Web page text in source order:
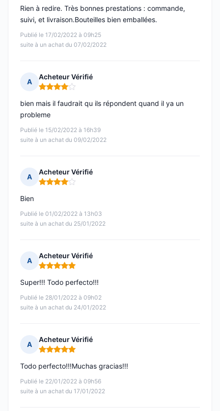
Publié le 17/02/2022 à 09h25
suite à un achat du 07/02/2022
Rien à redire. Très bonnes prestations : commande,
suivi, et livraison.Bouteilles bien emballées.
A
Acheteur Vérifié
Note : 4 sur 5
Publié le 15/02/2022 à 16h39
suite à un achat du 09/02/2022
bien mais il faudrait qu ils répondent quand il ya un
probleme
A
Acheteur Vérifié
Note : 4 sur 5
Publié le 01/02/2022 à 13h03
suite à un achat du 25/01/2022
Bien
A
Acheteur Vérifié
Note : 5 sur 5
Publié le 28/01/2022 à 09h02
suite à un achat du 24/01/2022
Super!!! Todo perfecto!!!
A
Acheteur Vérifié
Note : 5 sur 5
Publié le 22/01/2022 à 09h56
suite à un achat du 17/01/2022
Todo perfecto!!!Muchas gracias!!!